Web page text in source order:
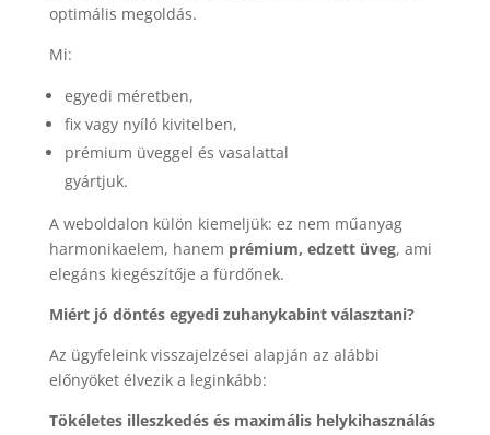
optimális megoldás.
Mi:
egyedi méretben,
fix vagy nyíló kivitelben,
prémium üveggel és vasalattal
gyártjuk.
A weboldalon külön kiemeljük: ez nem műanyag
harmonikaelem, hanem prémium, edzett üveg, ami
elegáns kiegészítője a fürdőnek.
Miért jó döntés egyedi zuhanykabint választani?
Az ügyfeleink visszajelzései alapján az alábbi
előnyöket élvezik a leginkább:
Tökéletes illeszkedés és maximális helykihasználás